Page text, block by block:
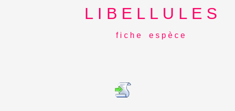
L I B E L L U L E S
f i c h e e s p è c e